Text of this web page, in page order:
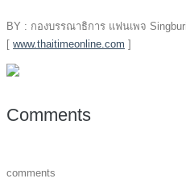
BY : กองบรรณาธิการ แฟนเพจ
[ www.thaitimeonline.com ]
Comments
comments